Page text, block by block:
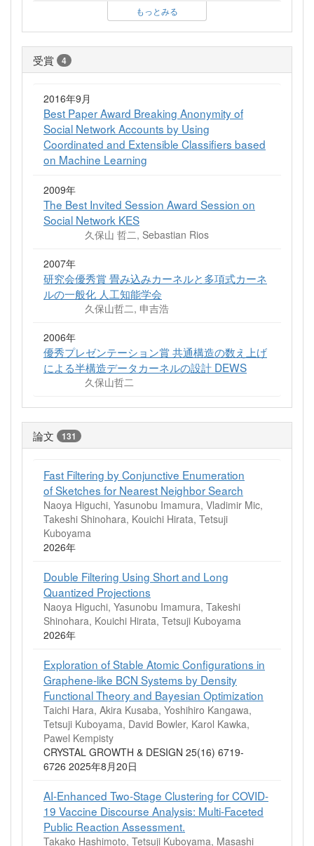
もっとみる
受賞 4
2016年9月
Best Paper Award Breaking Anonymity of
Social Network Accounts by Using
Coordinated and Extensible Classifiers based
on Machine Learning
2009年
The Best Invited Session Award Session on
Social Network KES
久保山 哲二, Sebastian Rios
2007年
研究会優秀賞 畳み込みカーネルと多項式カーネ
ルの一般化 人工知能学会
久保山哲二, 申吉浩
2006年
優秀プレゼンテーション賞 共通構造の数え上げ
による半構造データカーネルの設計 DEWS
久保山哲二
論文 131
Fast Filtering by Conjunctive Enumeration
of Sketches for Nearest Neighbor Search
Naoya Higuchi, Yasunobu Imamura, Vladimir Mic,
Takeshi Shinohara, Kouichi Hirata, Tetsuji
Kuboyama
2026年
Double Filtering Using Short and Long
Quantized Projections
Naoya Higuchi, Yasunobu Imamura, Takeshi
Shinohara, Kouichi Hirata, Tetsuji Kuboyama
2026年
Exploration of Stable Atomic Configurations in
Graphene-like BCN Systems by Density
Functional Theory and Bayesian Optimization
Taichi Hara, Akira Kusaba, Yoshihiro Kangawa,
Tetsuji Kuboyama, David Bowler, Karol Kawka,
Pawel Kempisty
CRYSTAL GROWTH & DESIGN 25(16) 6719-
6726 2025年8月20日
AI-Enhanced Two-Stage Clustering for COVID-
19 Vaccine Discourse Analysis: Multi-Faceted
Public Reaction Assessment.
Takako Hashimoto, Tetsuji Kuboyama, Masashi